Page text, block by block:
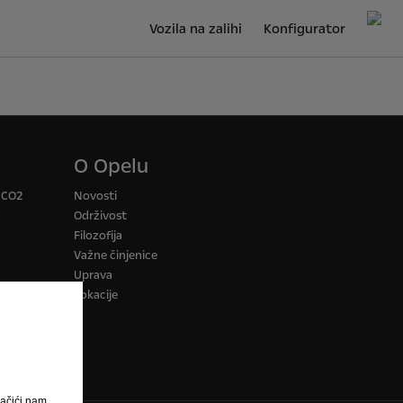
Vozila na zalihi Konfigurator
O Opelu
Novosti
Održivost
Filozofija
Važne činjenice
Uprava
Lokacije